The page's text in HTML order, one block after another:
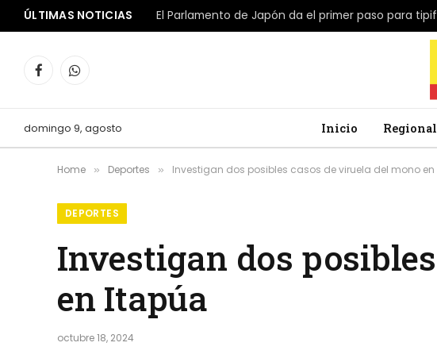
ÚLTIMAS NOTICIAS
FacebookWhatsApp
domingo 9, agosto Inicio
Home » Deportes » Investigan dos posibles casos de viruela del mono
DEPORTES
Investigan dos
en Itapúa
octubre 18, 2024